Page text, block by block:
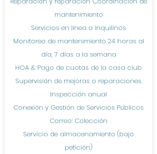
mantenimiento
Servicios en línea a inquilinos
Monitoreo de mantenimiento 24 horas al
día, 7 días a la semana
HOA & Pago de cuotas de la casa club
Supervisión de mejoras o reparaciones.
Inspección anual
Conexión y Gestión de Servicios Públicos
Correo: Colección
Servicio de almacenamiento (bajo
petición)